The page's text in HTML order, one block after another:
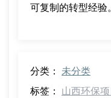
可复制的转型经验。
分类： 未分类
标签： 山西环保项